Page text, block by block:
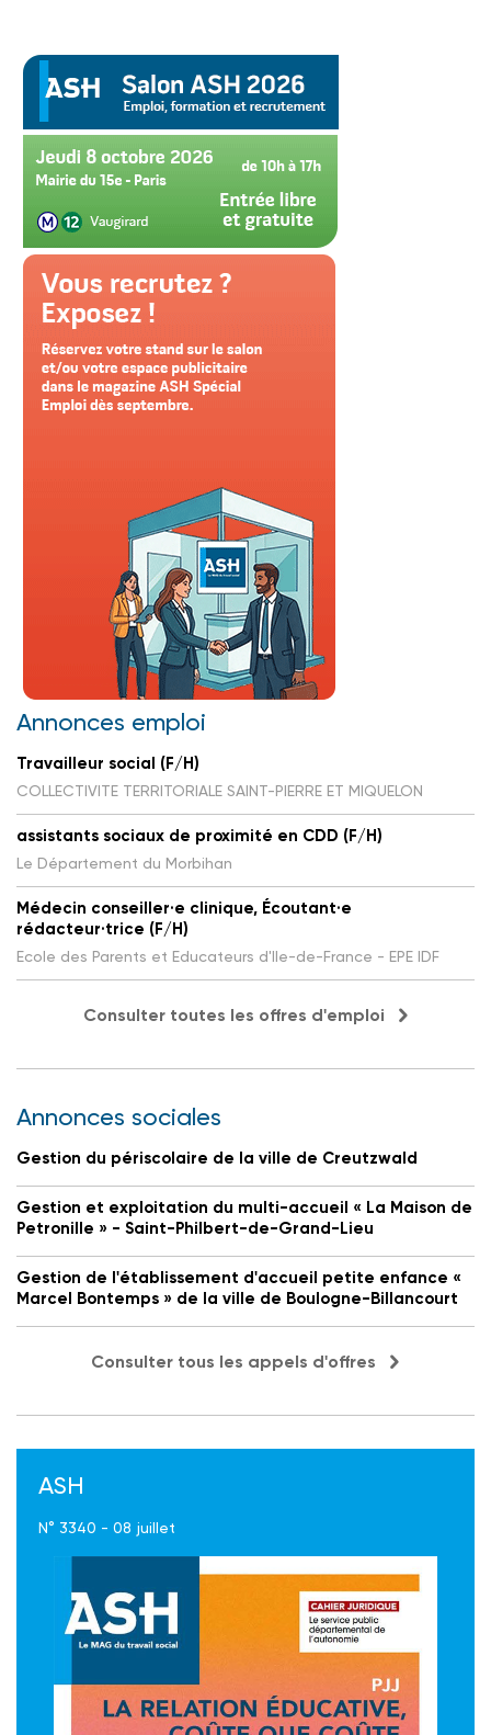
Annonces emploi
Travailleur social (F/H)
COLLECTIVITE TERRITORIALE SAINT-PIERRE ET MIQUELON
assistants sociaux de proximité en CDD (F/H)
Le Département du Morbihan
Médecin conseiller·e clinique, Écoutant·e
rédacteur·trice (F/H)
Ecole des Parents et Educateurs d'Ile-de-France - EPE IDF
Consulter toutes les offres d'emploi
Annonces sociales
Gestion du périscolaire de la ville de Creutzwald
Gestion et exploitation du multi-accueil « La Maison de
Petronille » - Saint-Philbert-de-Grand-Lieu
Gestion de l'établissement d'accueil petite enfance «
Marcel Bontemps » de la ville de Boulogne-Billancourt
Consulter tous les appels d'offres
ASH
N° 3340 - 08 juillet